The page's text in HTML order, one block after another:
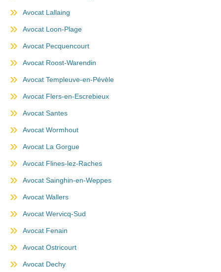
Avocat Lallaing
Avocat Loon-Plage
Avocat Pecquencourt
Avocat Roost-Warendin
Avocat Templeuve-en-Pévèle
Avocat Flers-en-Escrebieux
Avocat Santes
Avocat Wormhout
Avocat La Gorgue
Avocat Flines-lez-Raches
Avocat Sainghin-en-Weppes
Avocat Wallers
Avocat Wervicq-Sud
Avocat Fenain
Avocat Ostricourt
Avocat Dechy